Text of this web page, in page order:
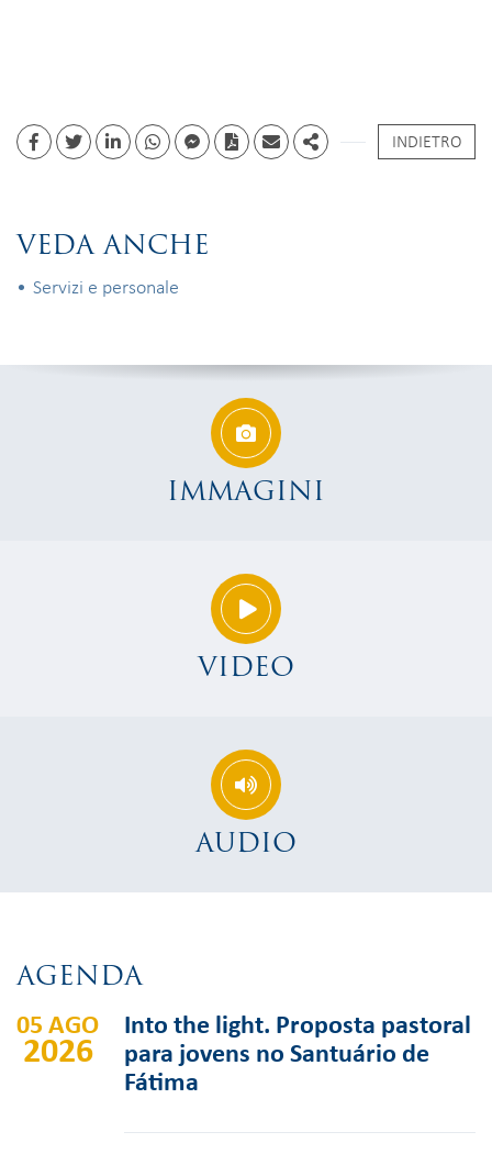
FacebookTwitterLinkedinwhatsappfacebook messenger
PDF EmailShare
INDIETRO
VEDA ANCHE
Servizi e personale
IMMAGINI
VIDEO
AUDIO
AGENDA
05 AGO
2026
Into the light. Proposta pastoral
para jovens no Santuário de
Fátima